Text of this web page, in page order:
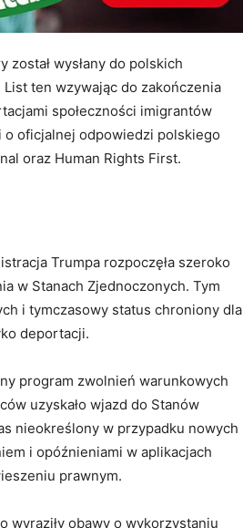
został wysłany do polskich
ten wzywając do zakończenia
społeczności imigrantów
o oficjalnej odpowiedzi polskiego
oraz Human Rights First.
Trumpa rozpoczęła szeroko
w Stanach Zjednoczonych. Tym
i tymczasowy status chroniony dla
deportacji.
program zwolnień warunkowych
uzyskało wjazd do Stanów
nieokreślony w przypadku nowych
i opóźnieniami w aplikacjach
prawnym.
wyraziły obawy o wykorzystaniu